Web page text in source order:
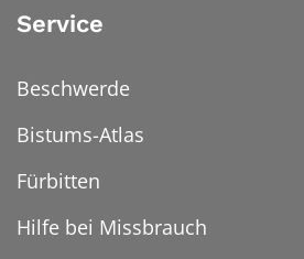
Service
Beschwerde
Bistums-Atlas
Fürbitten
Hilfe bei Missbrauch